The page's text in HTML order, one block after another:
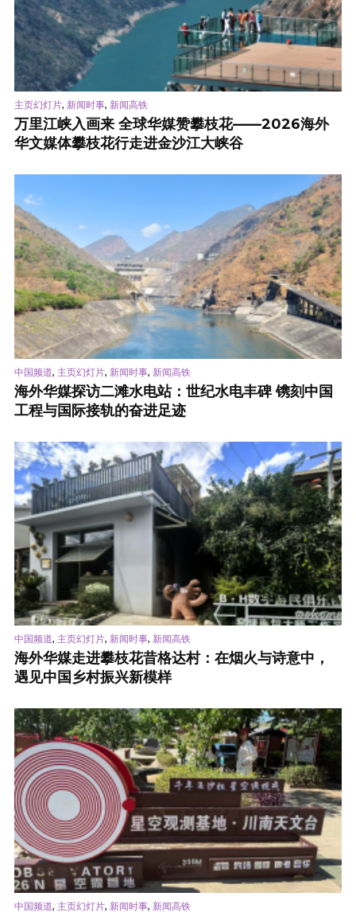
主页幻灯片, 新闻时事, 新闻高铁
万里江峡入画来 全球华媒赞攀枝花——2026海外
华文媒体攀枝花行走进金沙江大峡谷
中国频道, 主页幻灯片, 新闻时事, 新闻高铁
海外华媒探访二滩水电站：世纪水电丰碑 镌刻中国
工程与国际接轨的奋进足迹
中国频道, 主页幻灯片, 新闻时事, 新闻高铁
海外华媒走进攀枝花昔格达村：在烟火与诗意中，
遇见中国乡村振兴新模样
中国频道, 主页幻灯片, 新闻时事, 新闻高铁